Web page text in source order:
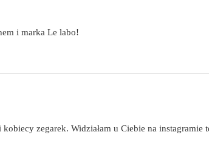
i marka Le labo!
zegarek. Widziałam u Ciebie na instagramie